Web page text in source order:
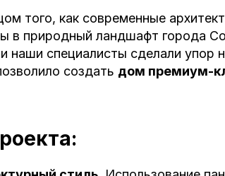
того, как современные
в природный ландшафт города
наши специалисты сделали упор
создать дом премиум-